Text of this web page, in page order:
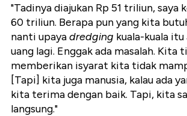
"Tadinya diajukan Rp 51 triliun, saya
60 triliun. Berapa pun yang kita
nanti upayadredging kuala-kuala itu
uang lagi. Enggak ada masalah. Kita
memberikan isyarat kita tidak
[Tapi] kita juga manusia, kalau ada
kita terima dengan baik. Tapi, kita
langsung."